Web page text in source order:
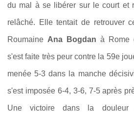
du mal à se libérer sur le court et
relâché. Elle tentait de retrouver
Roumaine Ana Bogdan à Rome
s'est faite très peur contre la 59e
menée 5-3 dans la manche
s'est imposée 6-4, 3-6, 7-5 après
Une victoire dans la douleur